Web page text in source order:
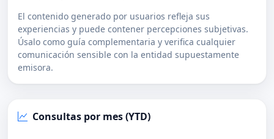
El contenido generado por usuarios refleja sus
experiencias y puede contener percepciones subjetivas.
Úsalo como guía complementaria y verifica cualquier
comunicación sensible con la entidad supuestamente
emisora.
Consultas por mes (YTD)